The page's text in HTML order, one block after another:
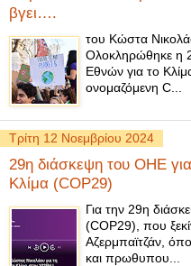
βγει….
του Κώστα
Ολοκληρώθηκε η
Εθνών για το
ονομαζόμενη C...
Τρίτη 12 Νοεμβρίου 2024
29η διάσκεψη του ΟΗΕ
Κλίμα (COP29)
Για την 29η
(COP29), που
Αζερμπαϊτζάν,
και πρωθυπου...